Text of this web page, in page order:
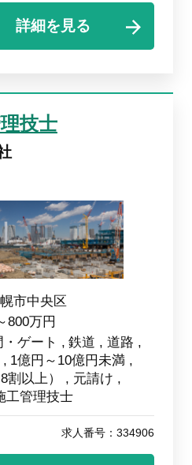
詳細を見る
技士
市中央区
800万円
・ゲート 鉄道
道路
1億円～10億円未満
以上）
元請け
工管理技士
求人番号：334906